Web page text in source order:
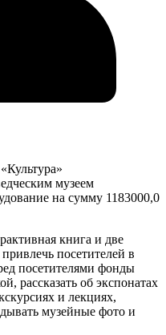
музеем
на сумму 1183000,0
книга и две
посетителей в
посетителями фонды
рассказать об экспонатах
и лекциях,
музейные фото и